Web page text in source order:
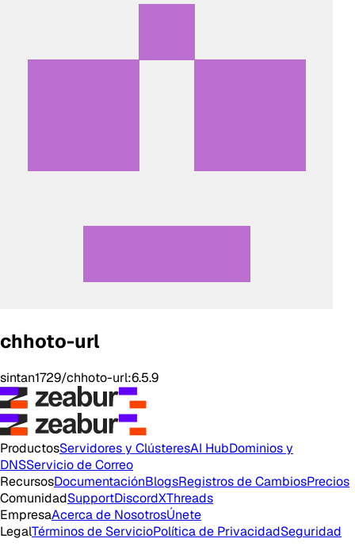
chhoto-url
sintan1729/chhoto-url:6.5.9
ProductosServidores y ClústeresAI HubDominios y
DNSServicio de Correo
RecursosDocumentaciónBlogsRegistros de CambiosPrecios
ComunidadSupportDiscordXThreads
EmpresaAcerca de NosotrosÚnete
LegalTérminos de ServicioPolítica de PrivacidadSeguridad